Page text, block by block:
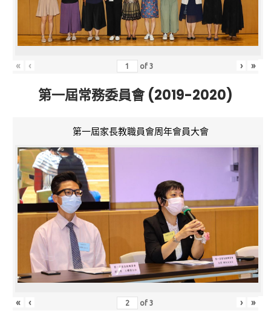
« ‹ of3 › »
第一屆常務委員會 (2019-2020)
第一屆家長教職員會周年會員大會
« ‹ of3 › »